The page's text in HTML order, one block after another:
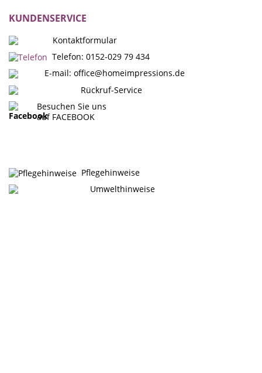
KUNDENSERVICE
Kontaktformular
Telefon: 0152-029 79 434
E-mail: office@homeimpressions.de
Rückruf-Service
Besuchen Sie uns
auf FACEBOOK
Pflegehinweise
Umwelthinweise